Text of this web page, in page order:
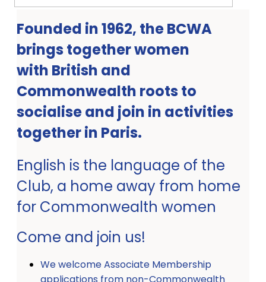
Founded in 1962, the BCWA
brings together women
with British and
Commonwealth roots to
socialise and join in activities
together in Paris.
English is the language of the
Club, a home away from home
for Commonwealth women
Come and join us!
We welcome Associate Membership
applications from non-Commonwealth